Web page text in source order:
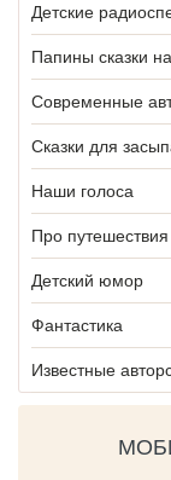
Детские
Папины сказки
Современные
Сказки для
Наши голоса
Про путешествия
Детский юмор
Фантастика
Известные